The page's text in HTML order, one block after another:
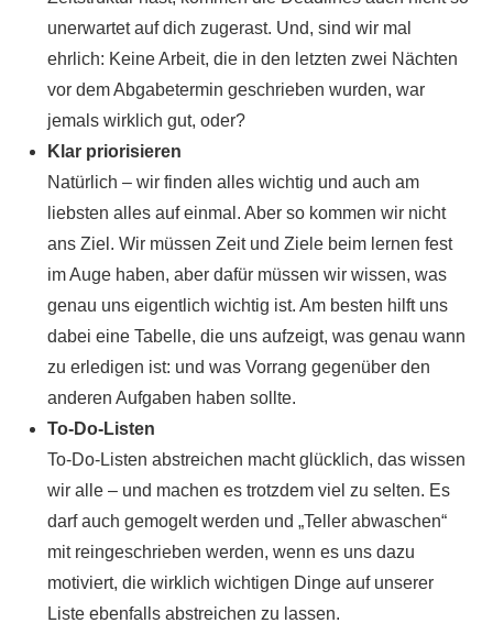
unerwartet auf dich zugerast. Und, sind wir mal
ehrlich: Keine Arbeit, die in den letzten zwei Nächten
vor dem Abgabetermin geschrieben wurden, war
jemals wirklich gut, oder?
Klar priorisieren
Natürlich – wir finden alles wichtig und auch am
liebsten alles auf einmal. Aber so kommen wir nicht
ans Ziel. Wir müssen Zeit und Ziele beim lernen fest
im Auge haben, aber dafür müssen wir wissen, was
genau uns eigentlich wichtig ist. Am besten hilft uns
dabei eine Tabelle, die uns aufzeigt, was genau wann
zu erledigen ist: und was Vorrang gegenüber den
anderen Aufgaben haben sollte.
To-Do-Listen
To-Do-Listen abstreichen macht glücklich, das wissen
wir alle – und machen es trotzdem viel zu selten. Es
darf auch gemogelt werden und „Teller abwaschen“
mit reingeschrieben werden, wenn es uns dazu
motiviert, die wirklich wichtigen Dinge auf unserer
Liste ebenfalls abstreichen zu lassen.